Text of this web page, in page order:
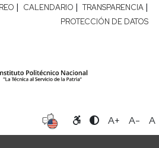
| CALENDARIO | TRANSPARENCIA |
PROTECCIÓN DE DATOS
A+ A- A